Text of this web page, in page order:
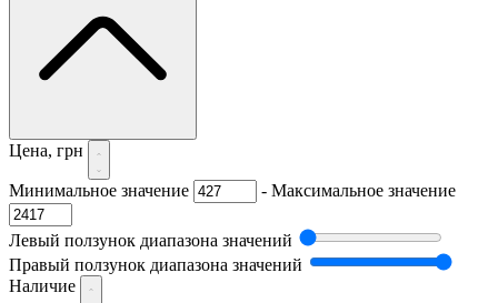
Цена, грн
Минимальное значение - Максимальное значение
Левый ползунок диапазона значений
Правый ползунок диапазона значений
Наличие